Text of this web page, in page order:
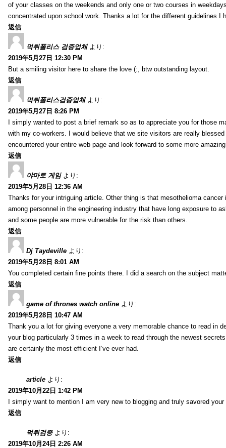
of your classes on the weekends and only one or two courses in
concentrated upon school work. Thanks a lot for the different guidelines I
返信
먹튀폴리스 검증업체 より:
2019年5月27日 12:30 PM
But a smiling visitor here to share the love (:, btw outstanding layout.
返信
먹튀폴리스검증업체 より:
2019年5月27日 8:26 PM
I simply wanted to post a brief remark so as to appreciate you for those
with my co-workers. I would believe that we site visitors are really
encountered your entire web page and look forward to some more
返信
야마토 게임 より:
2019年5月28日 12:36 AM
Thanks for your intriguing article. Other thing is that mesothelioma
among personnel in the engineering industry that have long exposure to
and some people are more vulnerable for the risk than others.
返信
Dj Taydeville より:
2019年5月28日 8:01 AM
You completed certain fine points there. I did a search on the subject
返信
game of thrones watch online より:
2019年5月28日 10:47 AM
Thank you a lot for giving everyone a very memorable chance to read in
your blog particularly 3 times in a week to read through the newest
are certainly the most efficient I’ve ever had.
返信
article より:
2019年10月22日 1:42 PM
I simply want to mention I am very new to blogging and truly savored
返信
먹튀검증 より:
2019年10月24日 2:26 AM